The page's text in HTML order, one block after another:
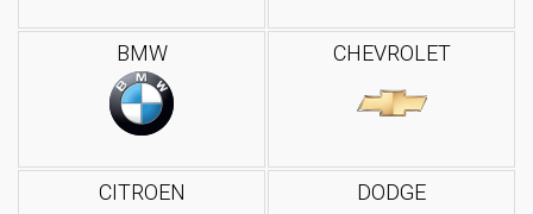
BMW CHEVROLET
CITROEN DODGE